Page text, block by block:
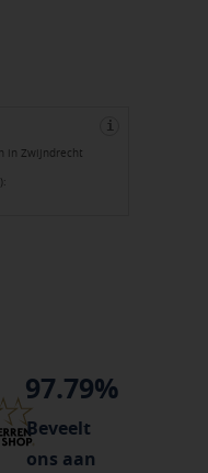
in Zwijndrecht
i
97.79%
Beveelt
ons aan